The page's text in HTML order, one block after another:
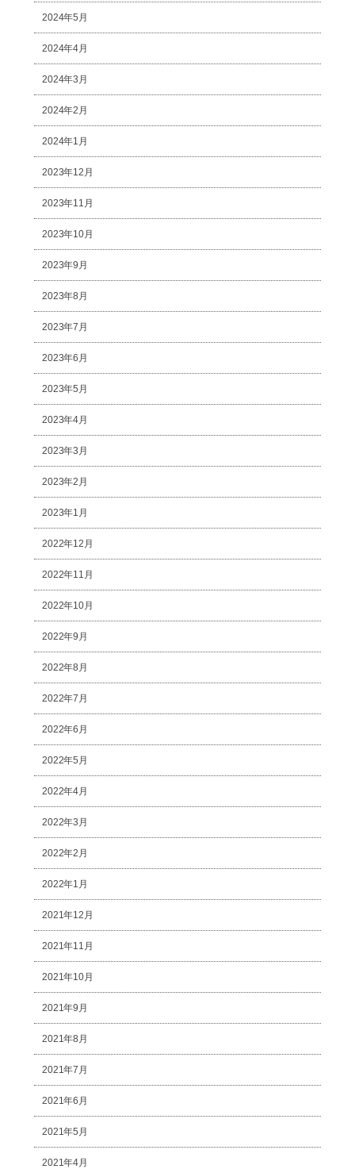
2024年5月
2024年4月
2024年3月
2024年2月
2024年1月
2023年12月
2023年11月
2023年10月
2023年9月
2023年8月
2023年7月
2023年6月
2023年5月
2023年4月
2023年3月
2023年2月
2023年1月
2022年12月
2022年11月
2022年10月
2022年9月
2022年8月
2022年7月
2022年6月
2022年5月
2022年4月
2022年3月
2022年2月
2022年1月
2021年12月
2021年11月
2021年10月
2021年9月
2021年8月
2021年7月
2021年6月
2021年5月
2021年4月